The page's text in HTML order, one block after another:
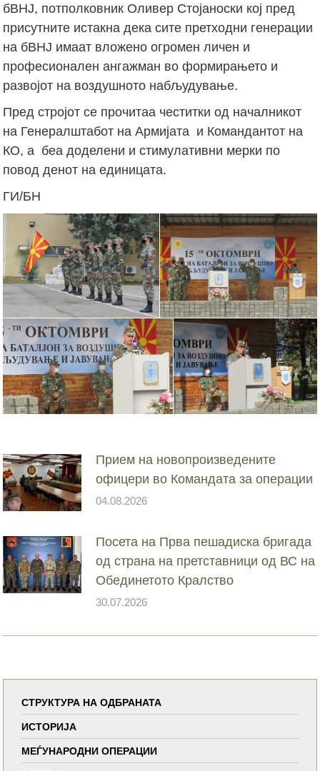
бВНЈ, потполковник Оливер Стојаноски кој пред
присутните истакна дека сите претходни генерации
на бВНЈ имаат вложено огромен личен и
професионален ангажман во формирањето и
развојот на воздушното набљудување.
Пред стројот се прочитаа честитки од началникот
на Генералштабот на Армијата и Командантот на
КО, а беа доделени и стимулативни мерки по
повод денот на единицата.
ГИ/БН
Прием на новопроизведените
офицери во Командата за операции
04.08.2026
Посета на Прва пешадиска бригада
од страна на претставници од ВС на
Обединетото Кралство
30.07.2026
СТРУКТУРА НА ОДБРАНАТА
ИСТОРИЈА
МЕЃУНАРОДНИ ОПЕРАЦИИ